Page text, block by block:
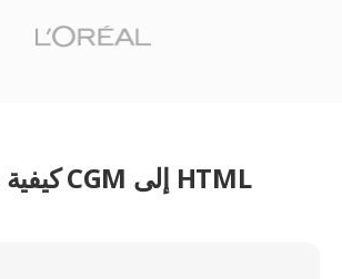
كيفية تحويل CGM إلى HTML